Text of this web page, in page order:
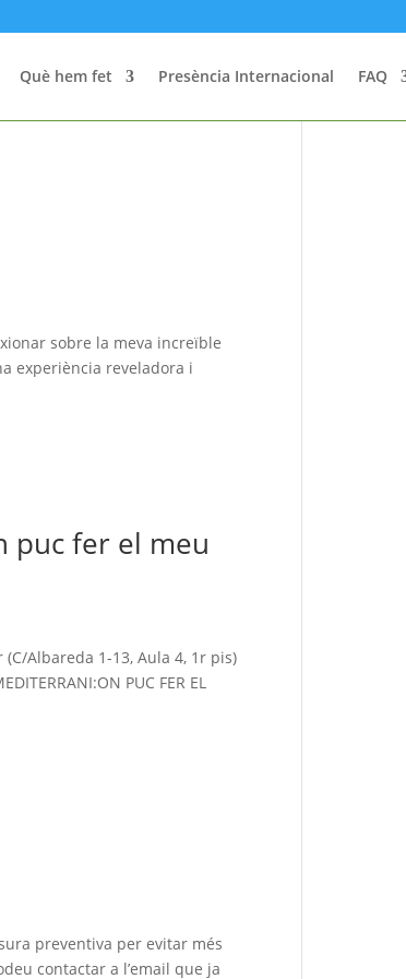
Què hem fet Presència Internacional FAQ
sobre la meva increïble
experiència reveladora i
puc fer el meu
Albareda 1-13, Aula 4, 1r pis)
PUC FER EL
preventiva per evitar més
contactar a l’email que ja